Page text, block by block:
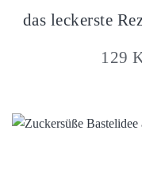
das leckerste
129